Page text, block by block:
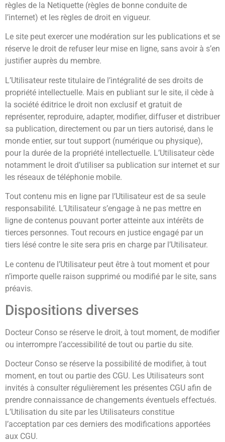
règles de la Netiquette (règles de bonne conduite de
l’internet) et les règles de droit en vigueur.
Le site peut exercer une modération sur les publications et se
réserve le droit de refuser leur mise en ligne, sans avoir à s’en
justifier auprès du membre.
L’Utilisateur reste titulaire de l’intégralité de ses droits de
propriété intellectuelle. Mais en publiant sur le site, il cède à
la société éditrice le droit non exclusif et gratuit de
représenter, reproduire, adapter, modifier, diffuser et distribuer
sa publication, directement ou par un tiers autorisé, dans le
monde entier, sur tout support (numérique ou physique),
pour la durée de la propriété intellectuelle. L’Utilisateur cède
notamment le droit d’utiliser sa publication sur internet et sur
les réseaux de téléphonie mobile.
Tout contenu mis en ligne par l’Utilisateur est de sa seule
responsabilité. L’Utilisateur s’engage à ne pas mettre en
ligne de contenus pouvant porter atteinte aux intérêts de
tierces personnes. Tout recours en justice engagé par un
tiers lésé contre le site sera pris en charge par l’Utilisateur.
Le contenu de l’Utilisateur peut être à tout moment et pour
n’importe quelle raison supprimé ou modifié par le site, sans
préavis.
Dispositions diverses
Docteur Conso se réserve le droit, à tout moment, de modifier
ou interrompre l’accessibilité de tout ou partie du site.
Docteur Conso se réserve la possibilité de modifier, à tout
moment, en tout ou partie des CGU. Les Utilisateurs sont
invités à consulter régulièrement les présentes CGU afin de
prendre connaissance de changements éventuels effectués.
L’Utilisation du site par les Utilisateurs constitue
l’acceptation par ces derniers des modifications apportées
aux CGU.